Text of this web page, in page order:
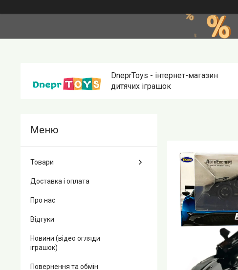
DneprToys - інтернет-магазин
дитячих іграшок
Товари
Доставка і оплата
Про нас
Відгуки
Новини (відео огляди
іграшок)
Повернення та обмін